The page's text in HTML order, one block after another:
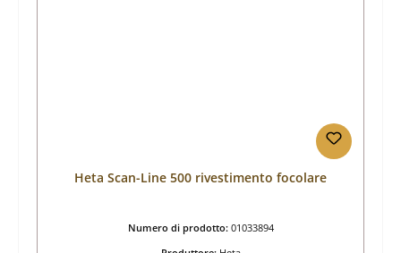
Heta Scan-Line 500 rivestimento focolare
Numero di prodotto: 01033894